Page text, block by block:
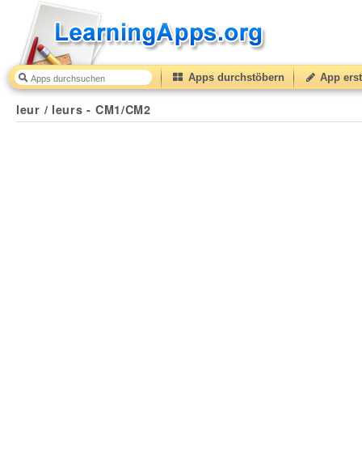
Apps durchstöbern App
leur / leurs - CM1/CM2
leur / leurs - CM1/CM2 30(from10to 50 ) based on1